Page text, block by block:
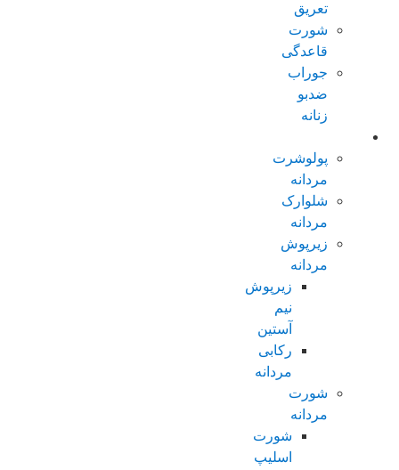
تعریق
شورت
قاعدگی
جوراب
ضدبو
زنانه
پولوشرت
مردانه
شلوارک
مردانه
زیرپوش
مردانه
زیرپوش
نیم
آستین
رکابی
مردانه
شورت
مردانه
شورت
اسلیپ